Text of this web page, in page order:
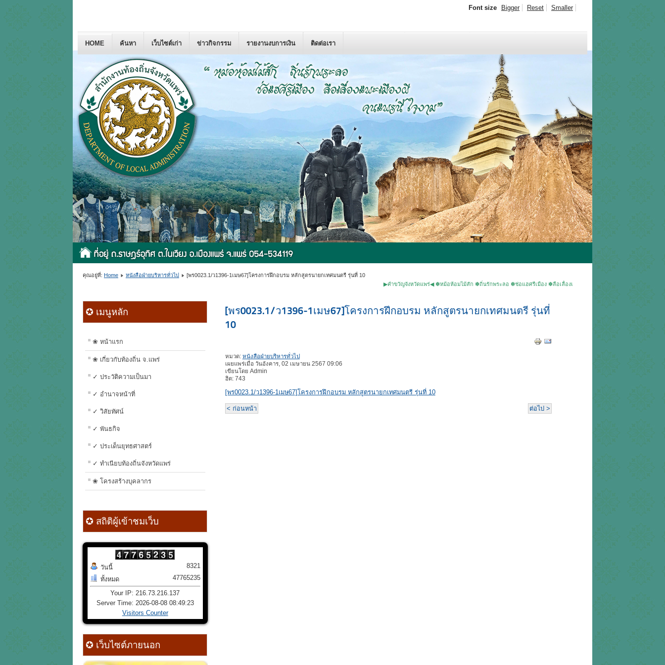
HOME ค้นหา เว็บไซต์เก่า ข่าวกิจกรรม รายงานงบการเงิน ติดต่อเรา
Font size Bigger Reset Smaller
คุณอยู่ที่: Home หนังสือฝ่ายบริหารทั่วไป
[พร0023.1/ว1396-1เมษ67]โครงการฝึกอบรม หลักสูตรนายกเทศมนตรี รุ่นที่ 10
▶คำขวัญจังหวัดแพร่◀ ✽หม้อห้อมไม้สัก ✽ถิ่นรักพระลอ ✽ช่อแฮศรีเมือง ✽ลือเลื่องแพะเมืองผี ✽คนแพร่นี้ใจงาม ▶ยินดีต้อนรับเข้าสู่เ
✪ เมนูหลัก
❀ หน้าแรก
❀ เกี่ยวกับท้องถิ่น จ.แพร่
✓ ประวัติความเป็นมา
✓ อำนาจหน้าที่
✓ วิสัยทัศน์
✓ พันธกิจ
✓ ประเด็นยุทธศาสตร์
✓ ทำเนียบท้องถิ่นจังหวัดแพร่
❀ โครงสร้างบุคลากร
✪ สถิติผู้เข้าชมเว็บ
วันนี้
ทั้งหมด
8321
47765235
Your IP: 216.73.216.137
Server Time: 2026-08-08 08:49:23
Visitors Counter
✪ เว็บไซต์ภายนอก
[พร0023.1/ว1396-1เมษ67]โครงการฝึกอบรม หลักสูตรนายกเทศมนตรี รุ่นที่
10
หมวด: หนังสือฝ่ายบริหารทั่วไป
เผยแพร่เมื่อ วันอังคาร, 02 เมษายน 2567 09:06
เขียนโดย Admin
ฮิต: 743
[พร0023.1/ว1396-1เมษ67]โครงการฝึกอบรม หลักสูตรนายกเทศมนตรี รุ่นที่ 10
< ก่อนหน้า ต่อไป >